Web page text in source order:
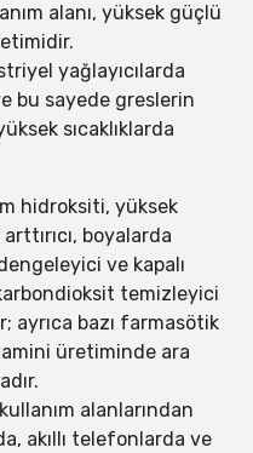
alanı, yüksek güçlü
yağlayıcılarda
bu sayede greslerin
sıcaklıklarda
hidroksiti, yüksek
boyalarda
ve kapalı
temizleyici
ayrıca bazı farmasötik
üretiminde ara
alanlarından
akıllı telefonlarda ve